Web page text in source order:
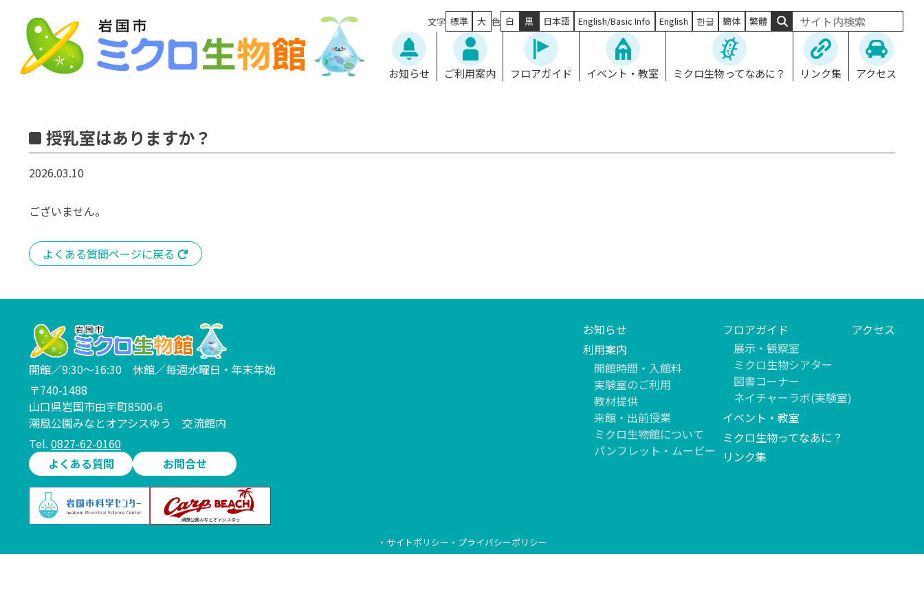
content
文字 標準 大 色 白 黒 日本語 English/Basic Info English 한글 簡体 繁體
お知らせ ご利用案内 フロアガイド イベント・教室 ミクロ生物ってなあに？ リンク集 アクセス
授乳室はありますか？
2026.03.10
ございません。
よくある質問ページに戻る
開館／9:30～16:30 休館／毎週水曜日・年末年始
〒740-1488
山口県岩国市由宇町8500-6
潮風公園みなとオアシスゆう 交流館内
Tel. 0827-62-0160
よくある質問
お問合せ
お知らせ
利用案内
開館時間・入館料
実験室のご利用
教材提供
来館・出前授業
ミクロ生物館について
パンフレット・ムービー
フロアガイド
展示・観察室
ミクロ生物シアター
図書コーナー
ネイチャーラボ(実験室)
イベント・教室
ミクロ生物ってなあに？
リンク集
アクセス
・サイトポリシー ・プライバシーポリシー